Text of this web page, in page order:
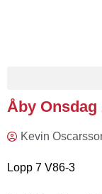
Åby Onsdag
Kevin
Lopp 7 V86-3